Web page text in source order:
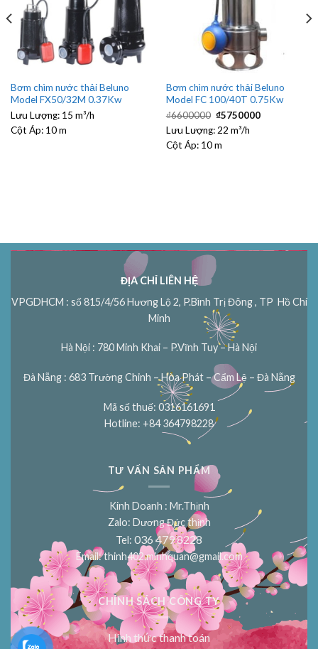
Bơm chìm nước thải Beluno
Model FX50/32M 0.37Kw
Lưu Lượng: 15 m³/h
Cột Áp: 10 m
Bơm chìm nước thải Beluno
Model FC 100/40T 0.75Kw
₫6600000 Giá
gốc
là:
₫5750000Giá
hiện
Lưu Lượng:22 m³/h
Cột Áp: 10 m
ĐỊA CHỈ LIÊN HỆ
VPGDHCM : số 815/4/56 Hương Lộ 2, P.Bình Trị Đông , TP Hồ Chí
Minh
Hà Nội : 780 Minh Khai – P.Vĩnh Tuy – Hà Nội
Đà Nẵng : 683 Trường Chinh – Hòa Phát – Cẩm Lệ – Đà Nẵng
Mã số thuế: 0316161691
Hotline: +84 364798228
TƯ VẤN SẢN PHẨM
Kinh Doanh : Mr.Thịnh
Zalo: Dương Đức thịnh
Tel: 036 479 8228
Email:thinh402.minhquan@gmail.com
CHÍNH SÁCH CÔNG TY
Hình thức thanh toán